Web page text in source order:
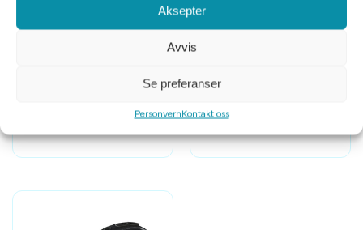
Aksepter
Avvis
Se preferanser
PersonvernKontakt oss
Alac sporline nylon grønn
Alac sporline nylon gul